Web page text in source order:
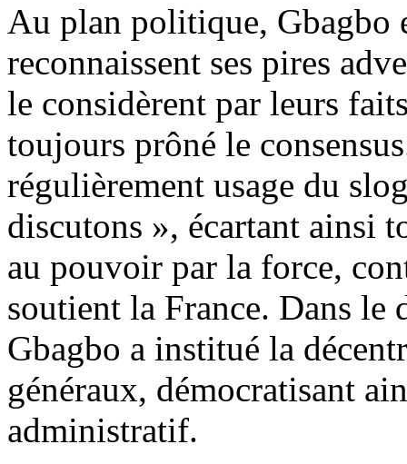
Au plan politique, Gbagbo
reconnaissent ses pires
le considèrent par leurs
toujours prôné le
régulièrement usage du
discutons », écartant ainsi
au pouvoir par la force,
soutient la France. Dans le
Gbagbo a institué la
généraux, démocratisant
administratif.